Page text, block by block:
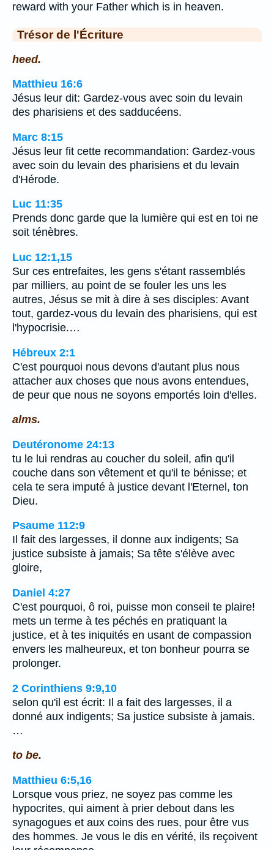
reward with your Father which is in heaven.
Trésor de l'Écriture
heed.
Matthieu 16:6
Jésus leur dit: Gardez-vous avec soin du levain
des pharisiens et des sadducéens.
Marc 8:15
Jésus leur fit cette recommandation: Gardez-vous
avec soin du levain des pharisiens et du levain
d'Hérode.
Luc 11:35
Prends donc garde que la lumière qui est en toi ne
soit ténèbres.
Luc 12:1,15
Sur ces entrefaites, les gens s'étant rassemblés
par milliers, au point de se fouler les uns les
autres, Jésus se mit à dire à ses disciples: Avant
tout, gardez-vous du levain des pharisiens, qui est
l'hypocrisie.…
Hébreux 2:1
C'est pourquoi nous devons d'autant plus nous
attacher aux choses que nous avons entendues,
de peur que nous ne soyons emportés loin d'elles.
alms.
Deutéronome 24:13
tu le lui rendras au coucher du soleil, afin qu'il
couche dans son vêtement et qu'il te bénisse; et
cela te sera imputé à justice devant l'Eternel, ton
Dieu.
Psaume 112:9
Il fait des largesses, il donne aux indigents; Sa
justice subsiste à jamais; Sa tête s'élève avec
gloire,
Daniel 4:27
C'est pourquoi, ô roi, puisse mon conseil te plaire!
mets un terme à tes péchés en pratiquant la
justice, et à tes iniquités en usant de compassion
envers les malheureux, et ton bonheur pourra se
prolonger.
2 Corinthiens 9:9,10
selon qu'il est écrit: Il a fait des largesses, il a
donné aux indigents; Sa justice subsiste à jamais.
…
to be.
Matthieu 6:5,16
Lorsque vous priez, ne soyez pas comme les
hypocrites, qui aiment à prier debout dans les
synagogues et aux coins des rues, pour être vus
des hommes. Je vous le dis en vérité, ils reçoivent